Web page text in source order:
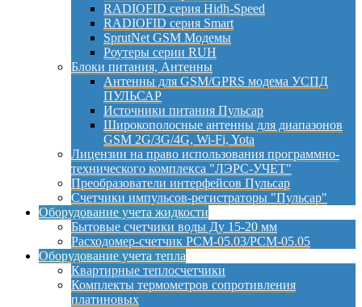
RADIOFID серия Hidh-Speed
RADIOFID серия Smart
SprutNet GSM Модемы
Роутеры серии RUH
Блоки питания, Антенны
Антенны для GSM/GPRS модема УСПД
ПУЛЬСАР
Источники питания Пульсар
Широкополосные антенны для диапазонов
GSM 2G/3G/4G, Wi-Fi, Yota
Лицензии на право использования программно-
технического комплекса "ЛЭРС-УЧЕТ"
Преобразователи интерфейсов Пульсар
Счетчики импульсов-регистраторы "Пульсар"
Оборудование учета жидкости
Бытовые счетчики воды Ду 15-20 мм
Расходомер-счетчик РСМ-05.03/РСМ-05.05
Оборудование учета тепла
Квартирные теплосчетчики
Комплекты термометров сопротивления
платиновых